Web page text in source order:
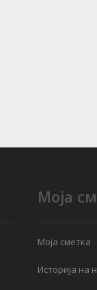
Моја
Моја сметка
Историја на